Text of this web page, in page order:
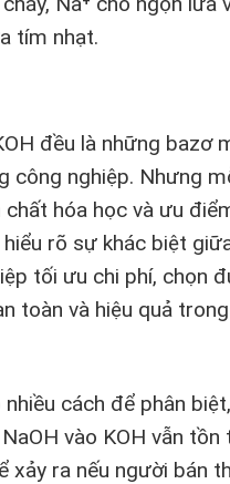
tím nhạt.
đều là những bazơ
công nghiệp. Nhưng
chất hóa học và ưu
hiểu rõ sự khác biệt
tối ưu chi phí, chọn
toàn và hiệu quả
cách để phân
vào KOH vẫn tồn
xảy ra nếu người bán